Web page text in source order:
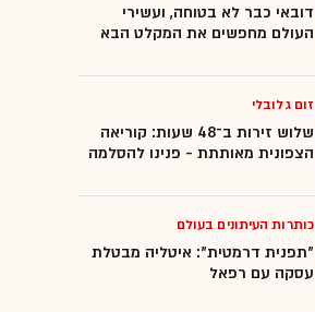
דובאי כבר לא בטוחה, ועשירי
העולם מחפשים את המקלט הבא
זום גלובלי
שלוש זירות ב־48 שעות: קוריאה
הצפונית מאותתת - פנינו להסלמה
כותרות העיתונים בעולם
"תפנית דרמטית": איטליה מבטלת
עסקה עם רפאל